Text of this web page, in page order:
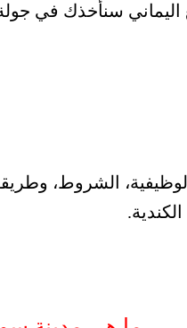
اليماني سنأخذك في
الشروط، وطريقة